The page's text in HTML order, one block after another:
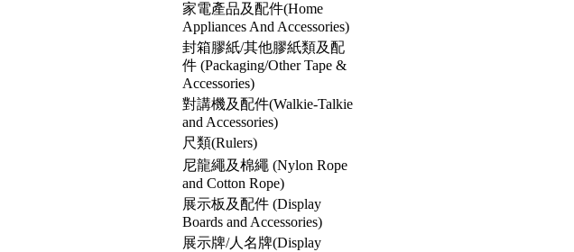
家電產品及配件(Home
Appliances And Accessories)
封箱膠紙/其他膠紙類及配
件 (Packaging/Other Tape &
Accessories)
對講機及配件(Walkie-Talkie
and Accessories)
尺類(Rulers)
尼龍繩及棉繩 (Nylon Rope
and Cotton Rope)
展示板及配件 (Display
Boards and Accessories)
展示牌/人名牌(Display